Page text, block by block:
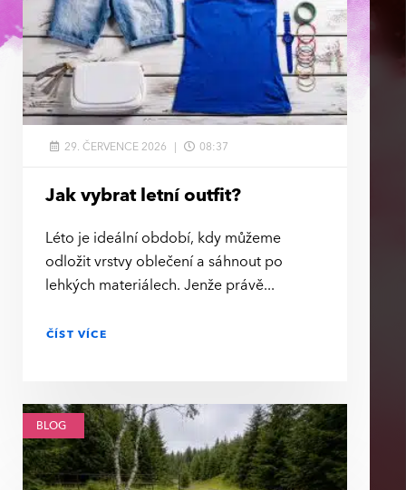
Jak vybrat letní outfit?
Léto je ideální období, kdy můžeme
odložit vrstvy oblečení a sáhnout po
lehkých materiálech. Jenže právě
ČÍST VÍCE
29. ČERVENCE 2026 08:37
BLOG